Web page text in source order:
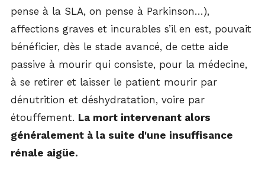
pense à la SLA, on pense à Parkinson…),
affections graves et incurables s’il en est, pouvait
bénéficier, dès le stade avancé, de cette aide
passive à mourir qui consiste, pour la médecine,
à se retirer et laisser le patient mourir par
dénutrition et déshydratation, voire par
étouffement. La mort intervenant alors
généralement à la suite d'une insuffisance
rénale aigüe.